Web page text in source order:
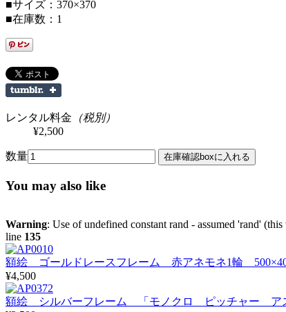
■サイズ：370×370
■在庫数：1
レンタル料金 （税別）
¥2,500
数量
You may also like
Warning: Use of undefined constant rand - assumed 'rand'
line 135
額絵 ゴールドレースフレーム 赤アネモネ1輪
¥4,500
額絵 シルバーフレーム 「モノクロ ピッチャー